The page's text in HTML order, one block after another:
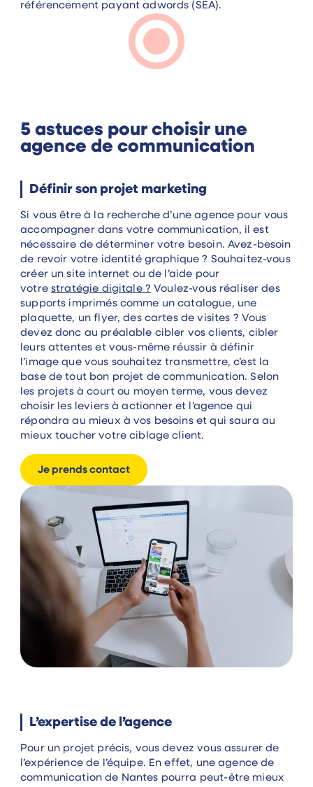
référencement payant adwords (SEA).
5 astuces pour choisir une
agence de communication
Définir son projet marketing
Si vous être à la recherche d’une agence pour vous
accompagner dans votre communication, il est
nécessaire de déterminer votre besoin. Avez-besoin
de revoir votre identité graphique ? Souhaitez-vous
créer un site internet ou de l’aide pour
votrestratégie digitale ? Voulez-vous réaliser des
supports imprimés comme un catalogue, une
plaquette, un flyer, des cartes de visites ? Vous
devez donc au préalable cibler vos clients, cibler
leurs attentes et vous-même réussir à définir
l’image que vous souhaitez transmettre, c’est la
base de tout bon projet de communication. Selon
les projets à court ou moyen terme, vous devez
choisir les leviers à actionner et l’agence qui
répondra au mieux à vos besoins et qui saura au
mieux toucher votre ciblage client.
Je prends contact
L’expertise de l’agence
Pour un projet précis, vous devez vous assurer de
l’expérience de l’équipe. En effet, une agence de
communication de Nantes pourra peut-être mieux